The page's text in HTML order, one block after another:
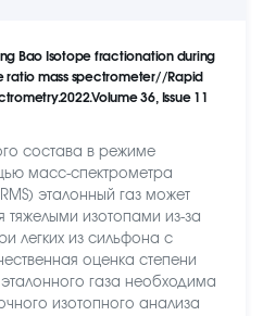
Bao Isotope fractionation during
ratio mass spectrometer//Rapid
36, Issue 11
состава в режиме
масс-спектрометра
эталонный газ может
тяжелыми изотопами из-за
легких из сильфона с
оценка степени
газа необходима
изотопного анализа